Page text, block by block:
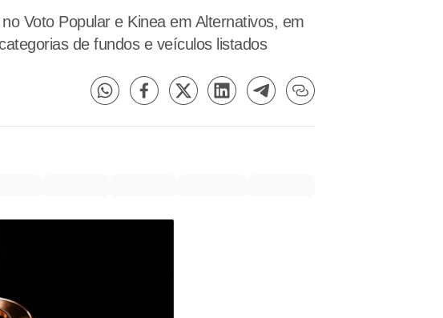
Voto Popular e Kinea em Alternativos, em
de fundos e veículos listados